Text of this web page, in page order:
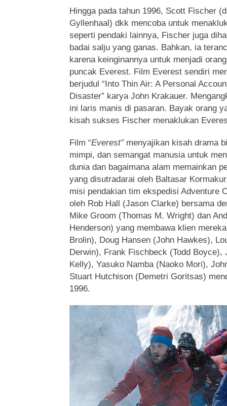
Hingga pada tahun 1996, Scott Fischer
Gyllenhaal) dkk mencoba untuk
seperti pendaki lainnya, Fischer juga
badai salju yang ganas. Bahkan, ia
karena keinginannya untuk menjadi
puncak Everest. Film Everest sendiri
berjudul “Into Thin Air: A Personal
Disaster” karya John Krakauer.
ini laris manis di pasaran. Bayak orang
kisah sukses Fischer menaklukan
Film “Everest”menyajikan kisah drama
mimpi, dan semangat manusia untuk
dunia dan bagaimana alam memainkan
yang disutradarai oleh Baltasar
misi pendakian tim ekspedisi Adventure
oleh Rob Hall (Jason Clarke) bersama
Mike Groom (Thomas M. Wright) dan
Henderson) yang membawa klien
Brolin), Doug Hansen (John Hawkes),
Derwin), Frank Fischbeck (Todd Boyce),
Kelly), Yasuko Namba (Naoko Mori),
Stuart Hutchison (Demetri Goritsas)
1996.